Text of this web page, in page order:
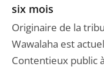
six mois
Originaire de la
Wawalaha est
Contentieux public